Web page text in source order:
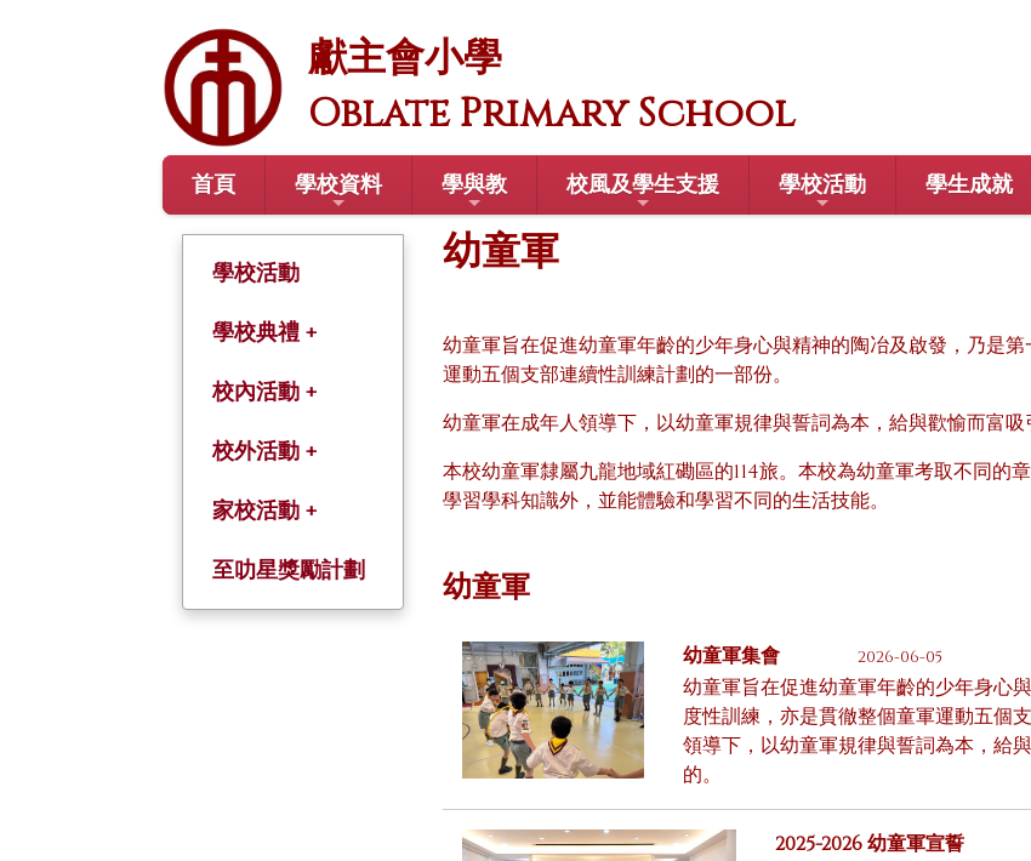
獻主會小學
Oblate Primary School
首頁 學校資料 學與教 校風及學生支援 學校活動 學生成就
學校活動
學校典禮 +
開學禮
結業禮
畢業禮
校慶活動
校內活動 +
綜合活動課
學術及體藝課程
服務大使
校外活動 +
學年旅行
全方位學習日
家校活動 +
小一至小五家長
至叻星獎勵計劃
幼童軍
幼童軍旨在促進幼童軍年齡的少年身心與精神的陶冶及啟發，乃是
運動五個支部連續性訓練計劃的一部份。
幼童軍在成年人領導下，以幼童軍規律與誓詞為本，給與歡愉而富吸
本校幼童軍隸屬九龍地域紅磡區的114旅。本校為幼童軍考取不同的
學習學科知識外，並能體驗和學習不同的生活技能。
幼童軍
幼童軍集會 2026-06-05
幼童軍旨在促進幼童軍年齡的少年身心
度性訓練，亦是貫徹整個童軍運動五個
領導下，以幼童軍規律與誓詞為本，給
的。
2025-2026 幼童軍宣誓